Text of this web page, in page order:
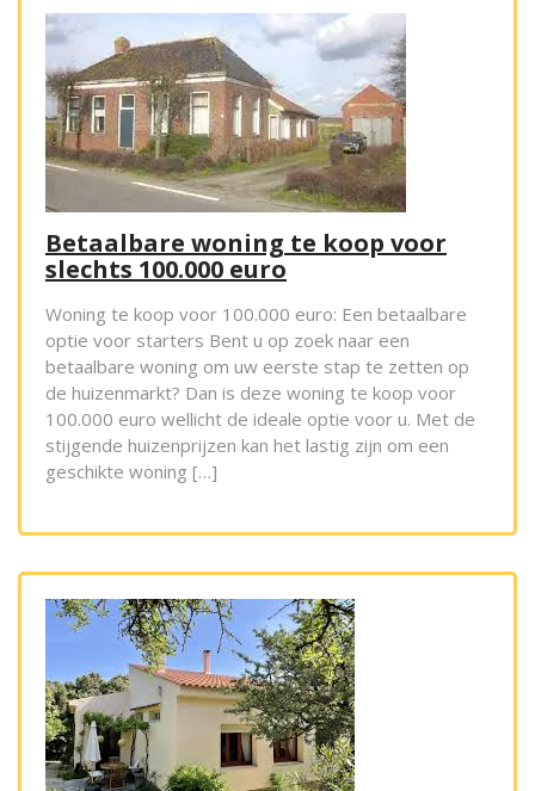
Betaalbare woning te koop voor
slechts 100.000 euro
Woning te koop voor 100.000 euro: Een betaalbare
optie voor starters Bent u op zoek naar een
betaalbare woning om uw eerste stap te zetten op
de huizenmarkt? Dan is deze woning te koop voor
100.000 euro wellicht de ideale optie voor u. Met de
stijgende huizenprijzen kan het lastig zijn om een
geschikte woning […]